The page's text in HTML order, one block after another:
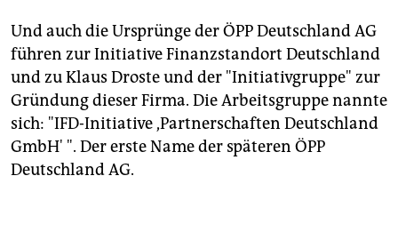
Und auch die Ursprünge der ÖPP Deutschland AG
führen zur Initiative Finanzstandort Deutschland
und zu Klaus Droste und der "Initiativgruppe" zur
Gründung dieser Firma. Die Arbeitsgruppe nannte
sich: "IFD-Initiative ,Partnerschaften Deutschland
GmbH' ". Der erste Name der späteren ÖPP
Deutschland AG.